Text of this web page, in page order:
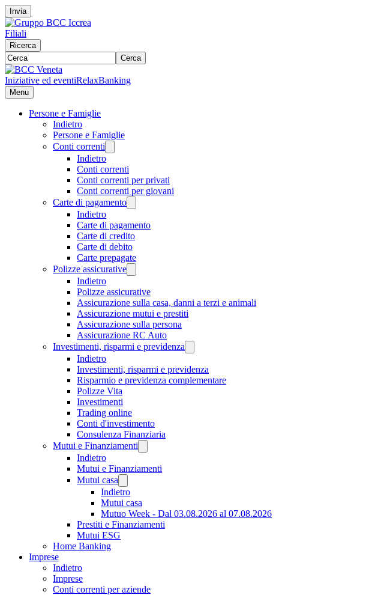
Invia
Filiali
Ricerca
Cerca
Iniziative ed eventiRelaxBanking
Menu
Persone e Famiglie
Indietro
Persone e Famiglie
Conti correnti
Indietro
Conti correnti
Conti correnti per privati
Conti correnti per giovani
Carte di pagamento
Indietro
Carte di pagamento
Carte di credito
Carte di debito
Carte prepagate
Polizze assicurative
Indietro
Polizze assicurative
Assicurazione sulla casa, danni a terzi e animali
Assicurazione mutui e prestiti
Assicurazione sulla persona
Assicurazione RC Auto
Investimenti, risparmi e previdenza
Indietro
Investimenti, risparmi e previdenza
Risparmio e previdenza complementare
Polizze Vita
Investimenti
Trading online
Conti d'investimento
Consulenza Finanziaria
Mutui e Finanziamenti
Indietro
Mutui e Finanziamenti
Mutui casa
Indietro
Mutui casa
Mutuo Week - Dal 03.08.2026 al 07.08.2026
Prestiti e Finanziamenti
Mutui ESG
Home Banking
Imprese
Indietro
Imprese
Conti correnti per aziende